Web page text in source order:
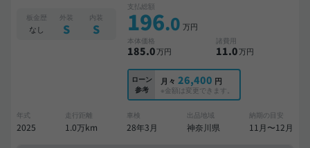
板金歴
なし
外装
S
内装
S
支払総額
196.0 万円
本体価格
185.0万円
諸費用
11.0万円
ローン
参考
月々 26,400 円
※金額は変更できます。
年式
2025
走行距離
1.0万km
車検
28年3月
出品地域
神奈川県
納期の目安
11月〜12月